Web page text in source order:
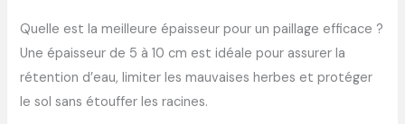
Quelle est la meilleure épaisseur pour un paillage efficace ?
Une épaisseur de 5 à 10 cm est idéale pour assurer la
rétention d’eau, limiter les mauvaises herbes et protéger
le sol sans étouffer les racines.